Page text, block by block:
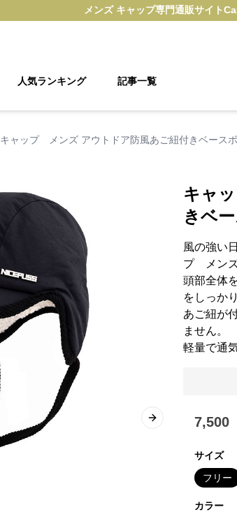
メンズ キャップ専門通販サイト
人気ランキング 記事一覧
キャップ メンズ アウトドア防風あご紐付きベース
Next slide
キャ
きベ
風の強い
プ メンズ
頭部全体
をしっか
あご紐が
ません。
軽量で通
7,500
サイズ
フリー
カラー